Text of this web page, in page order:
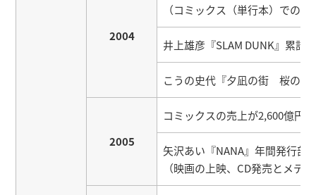
2004
（コミックス（単行本）での
井上雄彦『SLAM DUNK』累計
こうの史代『夕凪の街 桜の国
2005
コミックスの売上が2,600億円
矢沢あい『NANA』年間発行部
（映画の上映、CD発売とメデ